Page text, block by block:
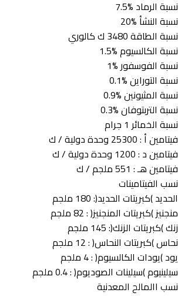
نسبة الرماد %7.5
نسبة النشأ %20
نسبة الطاقة 3480 ك كالوري
نسبة الكالسيوم %1.5
نسبة الفوسفور %1
نسبة التوراين %0.1
نسبة المثيونين %0.9
نسبة التربتوفان %0.3
نسبة الخمائر 1 جرام
فيتامين أ : 25300 وحدة دولية / ك
فيتامين د : 1200 وحدة دولية / ك
فيتامين هـ : 551 ملجم / ك
نسب الفيتامينات
الحديد )كبريتات الحديد(: 180 ملجم
منجنيز )كبريتات المنجنيز( : 82 ملجم
زنك )كبريتات الزنك(: 145 ملجم
نحاس )كبريتات النحاس( : 12 ملجم
يود )يودات الكالسيوم( : 4 ملجم
سيلينيوم )سيلينات الصوديوم( : 0.4 ملجم
نسب االمالح المعدنية